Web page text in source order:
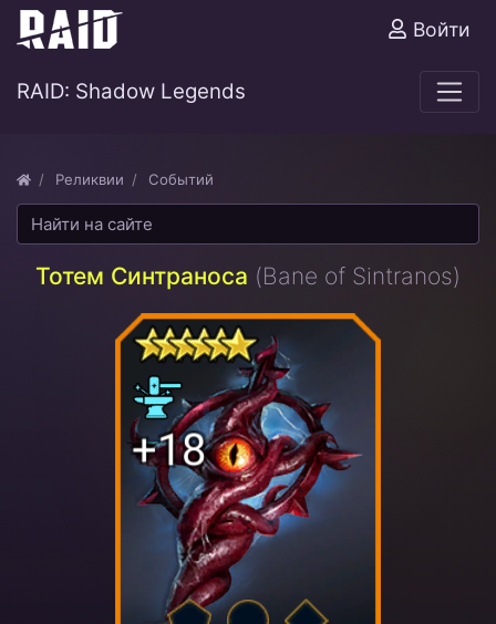
Войти
RAID: Shadow Legends
Реликвии Событий
Тотем Синтраноса (Bane of Sintranos)